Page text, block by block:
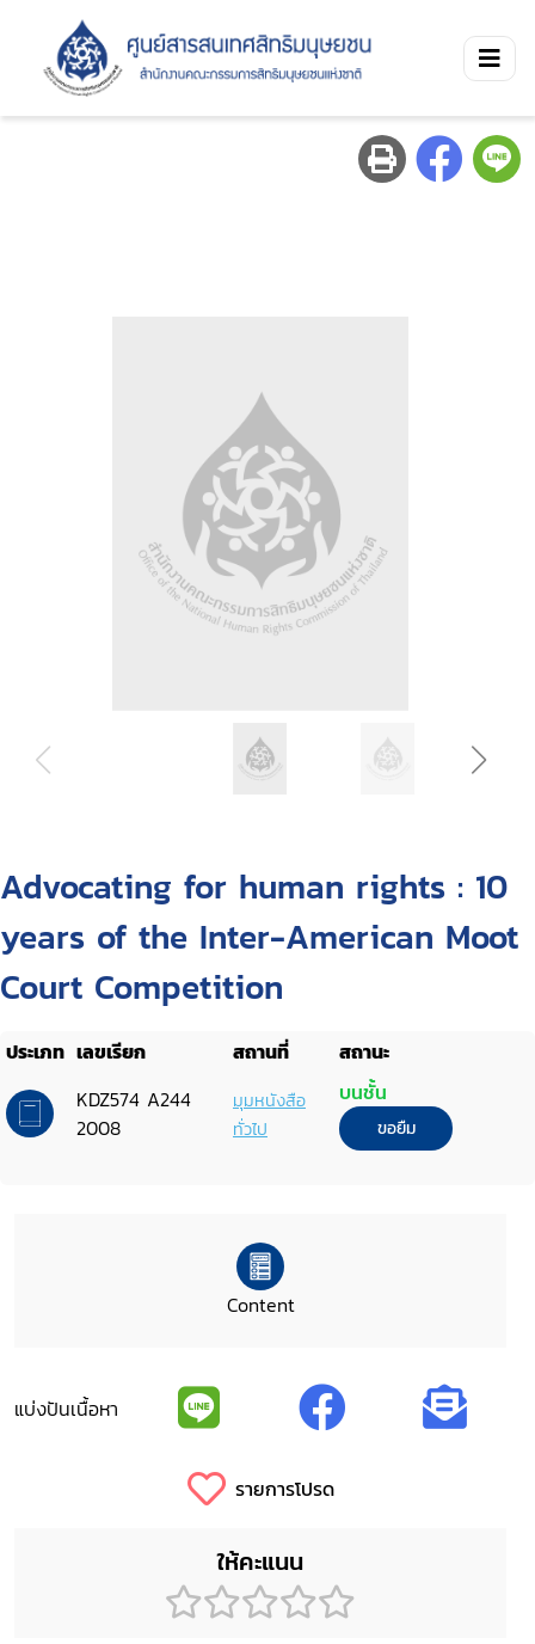
Advocating for human rights : 10
years of the Inter-American Moot
Court Competition
ประเภท เลขเรียก สถานที่
สถานะ
KDZ574 A244
2008
มุมหนังสือ
ทั่วไป
บนชั้น
ขอยืม
Content
แบ่งปันเนื้อหา
รายการโปรด
ให้คะแนน